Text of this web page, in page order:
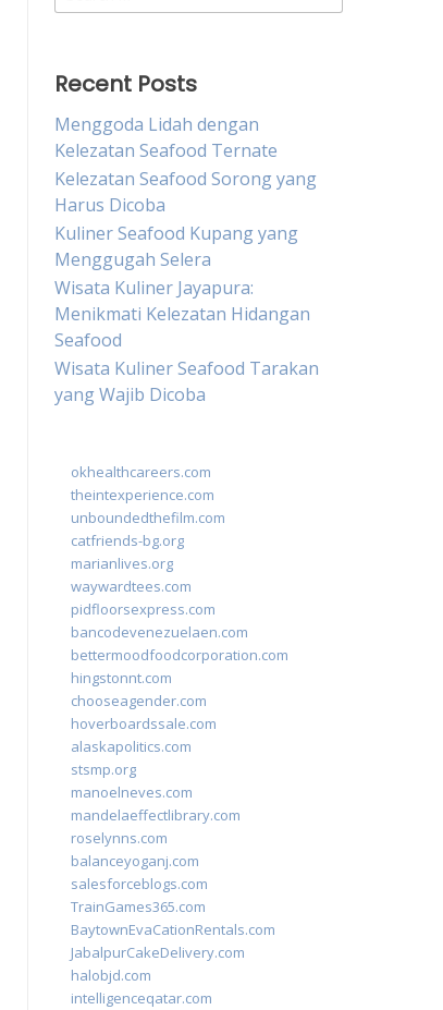
for:
Recent Posts
Menggoda Lidah dengan
Kelezatan Seafood Ternate
Kelezatan Seafood Sorong yang
Harus Dicoba
Kuliner Seafood Kupang yang
Menggugah Selera
Wisata Kuliner Jayapura:
Menikmati Kelezatan Hidangan
Seafood
Wisata Kuliner Seafood Tarakan
yang Wajib Dicoba
okhealthcareers.com
theintexperience.com
unboundedthefilm.com
catfriends-bg.org
marianlives.org
waywardtees.com
pidfloorsexpress.com
bancodevenezuelaen.com
bettermoodfoodcorporation.com
hingstonnt.com
chooseagender.com
hoverboardssale.com
alaskapolitics.com
stsmp.org
manoelneves.com
mandelaeffectlibrary.com
roselynns.com
balanceyoganj.com
salesforceblogs.com
TrainGames365.com
BaytownEvaCationRentals.com
JabalpurCakeDelivery.com
halobjd.com
intelligenceqatar.com